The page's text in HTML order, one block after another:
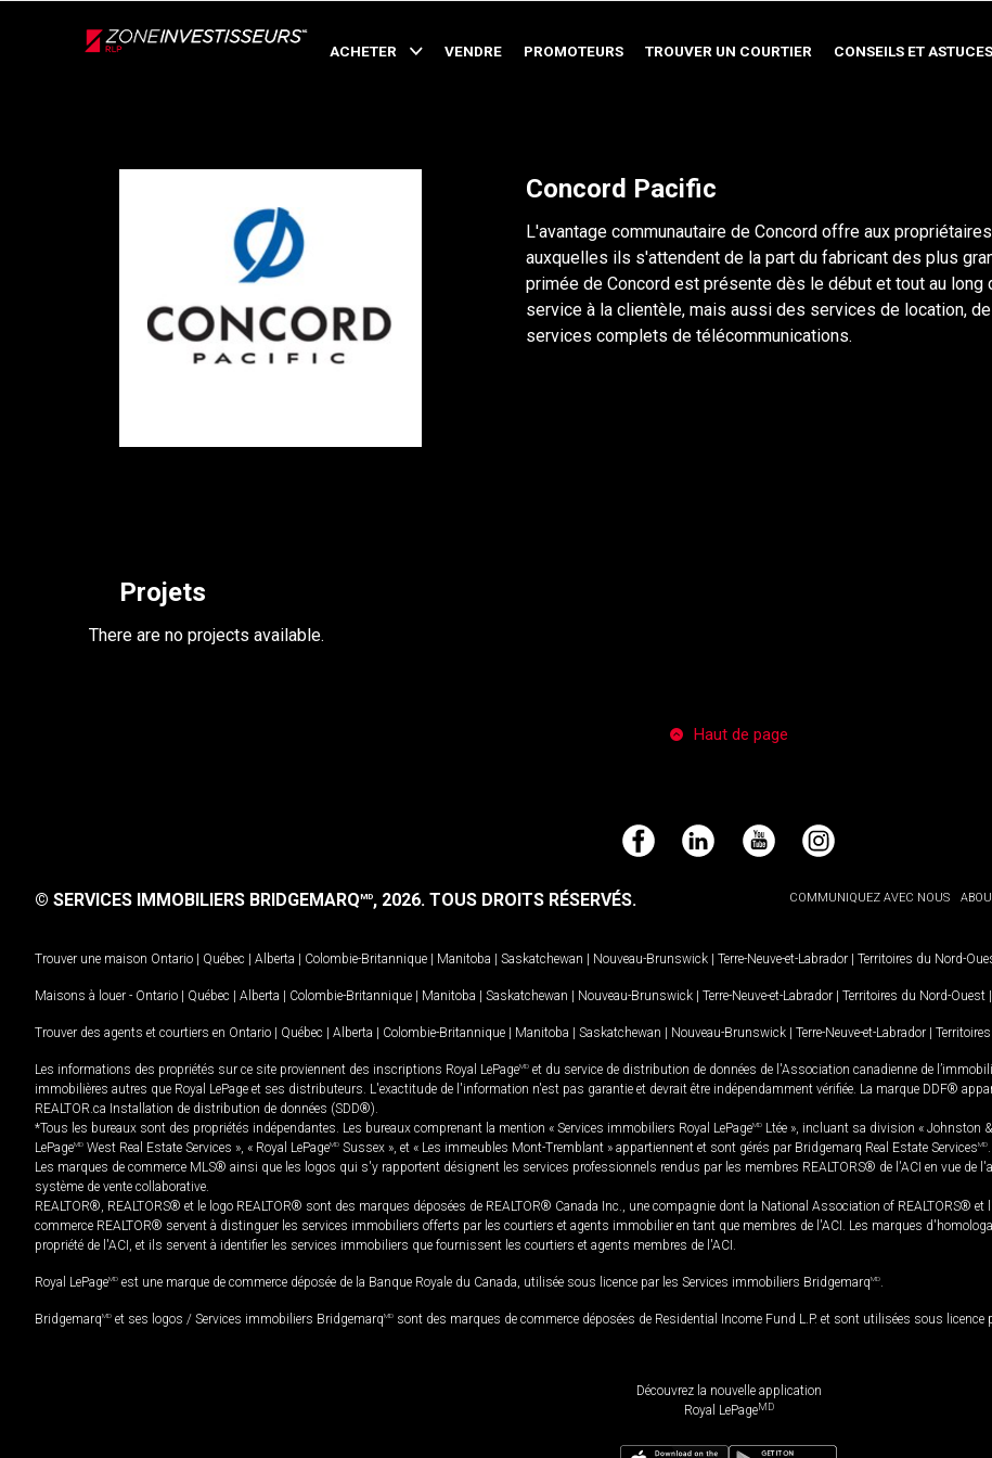
ACHETER VENDRE PROMOTEURS TROUVER UN COURTIER CONSEILS ET ASTUCES
Retour
Concord Pacific
L'avantage communautaire de Concord offre aux
auxquelles ils s'attendent de la part du fabricant des plus
primée de Concord est présente dès le début et tout au
service à la clientèle, mais aussi des services de location,
services complets de télécommunications.
Projets
There are no projects available.
Haut de page
FacebookLinkedIn YouTubeInstagram
COMMUNIQUEZ AVEC NOUS
© SERVICES IMMOBILIERS BRIDGEMARQMD, 2026. TOUS DROITS RÉSERVÉS.
Trouver une maison Ontario Québec Alberta Colombie-Britannique Manitoba Saskatchewan Nouveau-Brunswick Terre-Neuve-et-Labrador Territoires du Nord-
Maisons à louer - Ontario Québec Alberta Colombie-Britannique Manitoba Saskatchewan Nouveau-Brunswick Terre-Neuve-et-Labrador Territoires du Nord-Ouest
Trouver des agents et courtiers en Ontario Québec Alberta Colombie-Britannique Manitoba Saskatchewan Nouveau-Brunswick Terre-Neuve-et-Labrador
Les informations des propriétés sur ce site proviennent des inscriptions Royal LePageMD et du service de distribution de données de l'Association canadienne de
immobilières autres que Royal LePage et ses distributeurs. L'exactitude de l'information n'est pas garantie et devrait être indépendamment vérifiée. La marque DDF®
REALTOR.ca Installation de distribution de données (SDD®).
*Tous les bureaux sont des propriétés indépendantes. Les bureaux comprenant la mention « Services immobiliers Royal LePageMD Ltée », incluant sa division « Johnston &
LePageMD West Real Estate Services », « Royal LePageMD Sussex », et « Les immeubles Mont-Tremblant » appartiennent et sont gérés par Bridgemarq Real Estate ServicesMD.
Les marques de commerce MLS® ainsi que les logos qui s'y rapportent désignent les services professionnels rendus par les membres REALTORS® de l'ACI en vue de
système de vente collaborative.
REALTOR®, REALTORS® et le logo REALTOR® sont des marques déposées de REALTOR® Canada Inc., une compagnie dont la National Association of REALTORS®
commerce REALTOR® servent à distinguer les services immobiliers offerts par les courtiers et agents immobilier en tant que membres de l'ACI. Les marques
propriété de l'ACI, et ils servent à identifier les services immobiliers que fournissent les courtiers et agents membres de l'ACI.
Royal LePageMD est une marque de commerce déposée de la Banque Royale du Canada, utilisée sous licence par les Services immobiliers BridgemarqMD.
BridgemarqMD et ses logos / Services immobiliers BridgemarqMD sont des marques de commerce déposées de Residential Income Fund L.P. et sont utilisées sous
Découvrez la nouvelle application
Royal LePageMD